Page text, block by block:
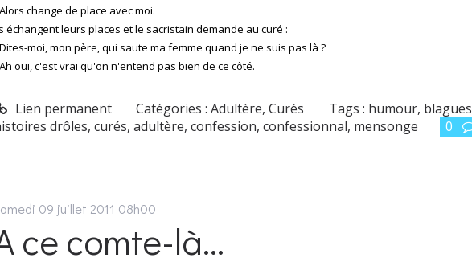
change de place avec moi.
échangent leurs places et le sacristain demande au curé :
moi, mon père, qui saute ma femme quand je ne suis pas là ?
oui, c'est vrai qu'on n'entend pas bien de ce côté.
Lien permanent Catégories :Adultère,Curés Tags : humour, blagues
drôles, curés, adultère, confession, confessionnal, mensonge 0
09 juillet 2011 08h00
ce comte-là...